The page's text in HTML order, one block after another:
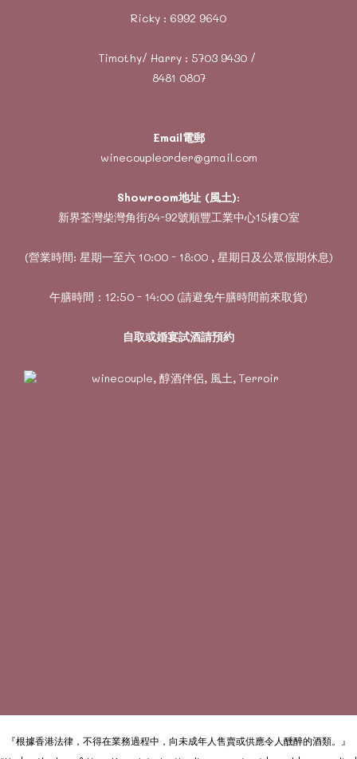
Ricky : 6992 9640
Timothy/ Harry : 5703 9430/
8481 0807
Email電郵
winecoupleorder@gmail.com
Showroom地址 (風土):
新界荃灣柴灣角街84-92號順豐工業中心15樓O室
(營業時間: 星期一至六 10:00 - 18:00 , 星期日及公眾假期休息)
午膳時間：12:50 - 14:00 (請避免午膳時間前來取貨)
自取或婚宴試酒請預約
『根據香港法律，不得在業務過程中，向未成年人售賣或供應令人醺醉的酒類。』